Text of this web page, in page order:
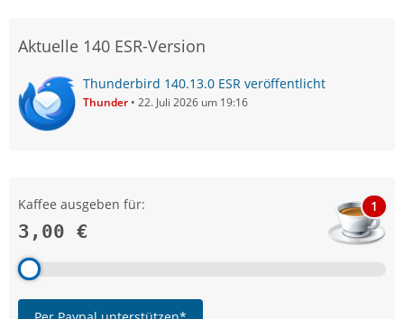
Aktuelle 140 ESR-Version
Thunderbird 140.13.0 ESR veröffentlicht
Thunder 22. Juli 2026 um 19:16
Kaffee ausgeben für:
3,00 €
1